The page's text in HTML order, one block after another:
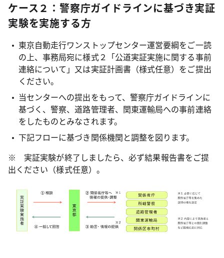
ケース２：警察庁ガイドラインに基づき実証
実験を実施する方
東京自動走行ワンストップセンター運営要綱をご一読
の上、事務局宛に様式２「公道実証実施に関する事前
連絡について」又は実証計画書（様式任意）をご提出
ください。
当センターへの提出をもって、警察庁ガイドラインに
基づく、警察、道路管理者、関東運輸局への事前連絡
をしたものとみなされます。
下記フローに基づき関係機関と調整を図ります。
※ 実証実験が終了しましたら、必ず結果報告書をご提
出ください（様式任意）。